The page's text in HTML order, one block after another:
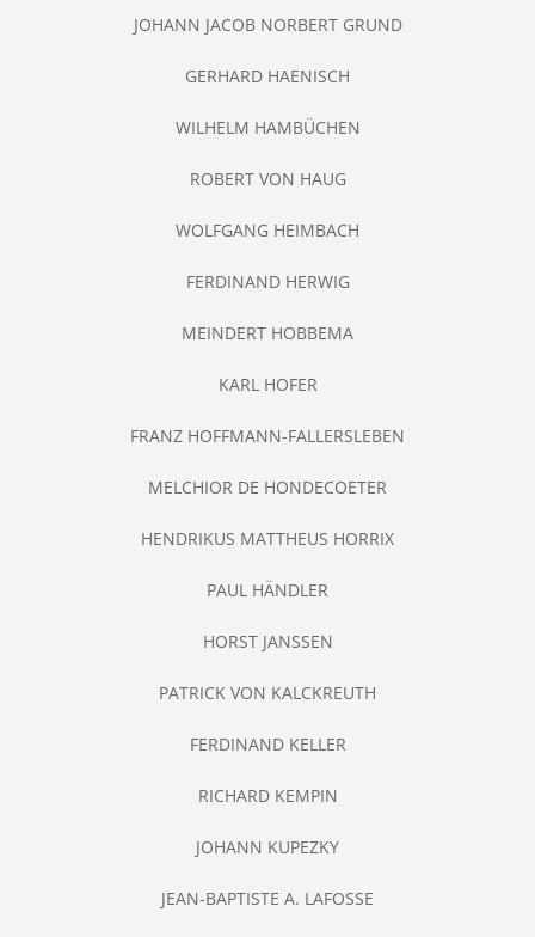
JOHANN JACOB NORBERT GRUND
GERHARD HAENISCH
WILHELM HAMBÜCHEN
ROBERT VON HAUG
WOLFGANG HEIMBACH
FERDINAND HERWIG
MEINDERT HOBBEMA
KARL HOFER
FRANZ HOFFMANN-FALLERSLEBEN
MELCHIOR DE HONDECOETER
HENDRIKUS MATTHEUS HORRIX
PAUL HÄNDLER
HORST JANSSEN
PATRICK VON KALCKREUTH
FERDINAND KELLER
RICHARD KEMPIN
JOHANN KUPEZKY
JEAN-BAPTISTE A. LAFOSSE